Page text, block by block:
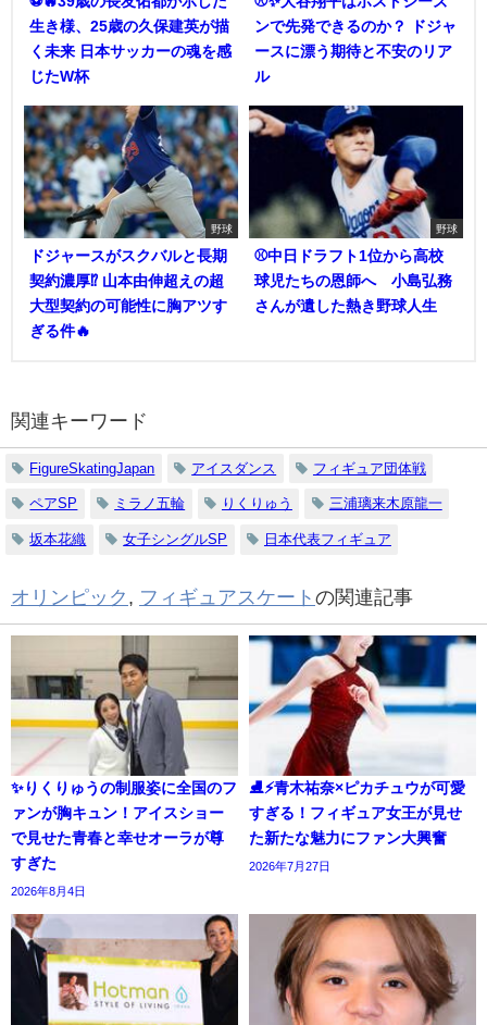
生き様、25歳の久保建英が描
く未来 日本サッカーの魂を感
じたW杯
ンで先発できるのか？ ドジャ
ースに漂う期待と不安のリア
ル
野球
ドジャースがスクバルと長期
契約濃厚⁉︎ 山本由伸超えの超
大型契約の可能性に胸アツす
ぎる件🔥
野球
⚾中日ドラフト1位から高校
球児たちの恩師へ 小島弘務
さんが遺した熱き野球人生
関連キーワード
FigureSkatingJapan アイスダンス フィギュア団体戦
ペアSP ミラノ五輪 りくりゅう 三浦璃来木原龍一
坂本花織 女子シングルSP 日本代表フィギュア
オリンピック , フィギュアスケート の関連記事
✨りくりゅうの制服姿に全国のフ
ァンが胸キュン！アイスショー
で見せた青春と幸せオーラが尊
すぎた
2026年8月4日
⛸️⚡青木祐奈×ピカチュウが可愛
すぎる！フィギュア女王が見せ
た新たな魅力にファン大興奮
2026年7月27日